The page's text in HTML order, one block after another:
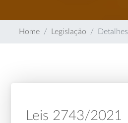
Home Legislação Detalhes
Leis 2743/2021